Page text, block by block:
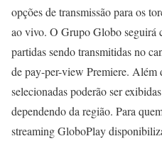
opções de transmissão para os
ao vivo. O Grupo Globo seguirá
partidas sendo transmitidas no
de pay-per-view Premiere. Além
selecionadas poderão ser
dependendo da região. Para
streaming GloboPlay